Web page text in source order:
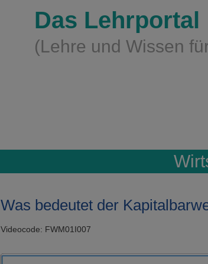
Das Lehrportal
(Lehre und Wissen
Was bedeutet der
Videocode: FWM01I007
Video-